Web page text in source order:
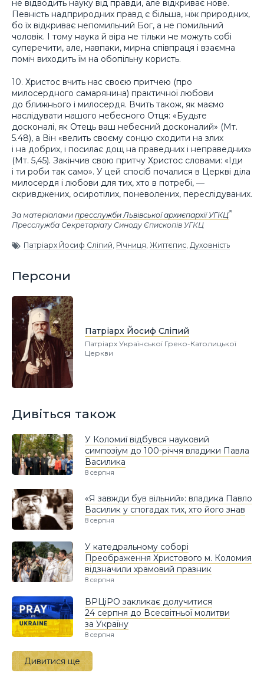
не відводить науку від правди, але відкриває нове.
Певність надприродних правд є більша, ніж природних,
бо їх відкриває непомильний Бог, а не помильний
чоловік. І тому наука й віра не тільки не можуть собі
суперечити, але, навпаки, мирна співпраця і взаємна
поміч виходить їм на обопільну користь.
10. Христос вчить нас своєю притчею (про
милосердного самарянина) практичної любови
до ближнього і милосердя. Вчить також, як маємо
наслідувати нашого небесного Отця: «Будьте
досконалі, як Отець ваш небесний досконалий» (Мт.
5.48), а Він «велить своєму сонцю сходити на злих
і на добрих, і посилає дощ на праведних і неправедних»
(Мт. 5,45). Закінчив свою притчу Христос словами: «Іди
і ти роби так само». У цей спосіб почалися в Церкві діла
милосердя і любови для тих, хто в потребі, —
скривджених, осиротілих, поневолених, переслідуваних.
За матеріалами пресслужби Львівської архиєпархії УГКЦ
Пресслужба Секретаріату Синоду Єпископів УГКЦ
Патріарх Йосиф Сліпий Річниця Життєпис Духовність
Персони
Патріарх Йосиф Сліпий
Патріарх Української Греко-Католицької
Церкви
Дивіться також
У Коломиї відбувся науковий
симпозіум до 100-річчя владики Павла
Василика
8 серпня
«Я завжди був вільний»: владика Павло
Василик у спогадах тих, хто його знав
8 серпня
У катедральному соборі
Преображення Христового м. Коломия
відзначили храмовий празник
8 серпня
ВРЦіРО закликає долучитися
24 серпня до Всесвітньої молитви
за Україну
8 серпня
Дивитися ще